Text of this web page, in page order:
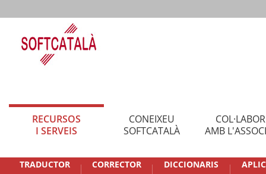
RECURSOS
I SERVEIS
CONEIXEU
SOFTCATALÀ
AMB
TRADUCTOR CORRECTOR DICCIONARIS